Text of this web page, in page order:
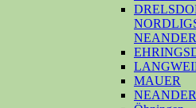
MAUER